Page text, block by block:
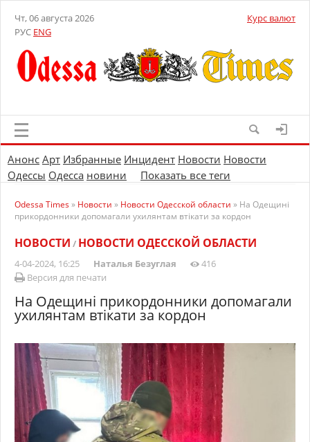
Чт, 06 августа 2026
РУС ENG
Курс валют
Анонс Арт Избранные Инцидент Новости Новости
Одессы Одесса новини Показать все теги
Odessa Times» Новости » Новости Одесской области » На Одещині
прикордонники допомагали ухилянтам втікати за кордон
НОВОСТИ / НОВОСТИ ОДЕССКОЙ ОБЛАСТИ
4-04-2024, 16:25 Наталья Безуглая
416
Версия для печати
На Одещині прикордонники допомагали
ухилянтам втікати за кордон